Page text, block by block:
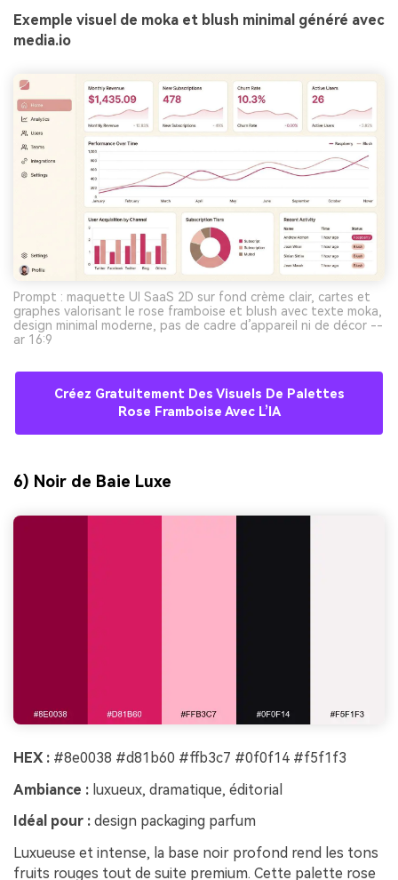
Exemple visuel de moka et blush minimal généré avec
media.io
Prompt : maquette UI SaaS 2D sur fond crème clair, cartes et
graphes valorisant le rose framboise et blush avec texte moka,
design minimal moderne, pas de cadre d’appareil ni de décor --
ar 16:9
Créez Gratuitement Des Visuels De Palettes
Rose Framboise Avec L’IA
6) Noir de Baie Luxe
HEX : #8e0038 #d81b60 #ffb3c7 #0f0f14 #f5f1f3
Ambiance : luxueux, dramatique, éditorial
Idéal pour : design packaging parfum
Luxueuse et intense, la base noir profond rend les tons
fruits rouges tout de suite premium. Cette palette rose